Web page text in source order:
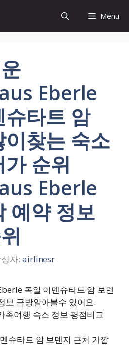
Menu
Eberle
슈타트 암
이찾는 숙소
순위
Eberle
예약 정보
자: airlinesr
독일 이멘슈타트 암 보덴
보 금방알아볼수 있어요.
여행 숙소 정보 평점비교
슈타트 암 보덴지 근처 가깝